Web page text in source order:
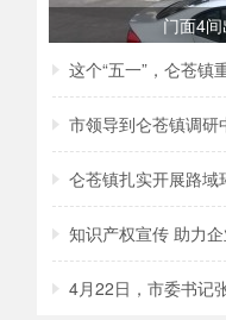
门面4间
仑苍镇扎实开展路域